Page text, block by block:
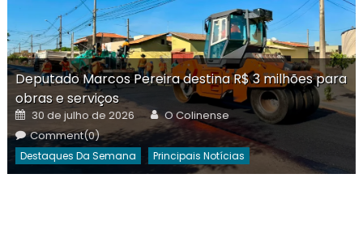
Deputado Marcos Pereira destina R$ 3 milhões para
obras e serviços
Posted
on
30 de julho de 2026 Author
O Colinense
Comment(0)
Destaques Da Semana Principais Notícias